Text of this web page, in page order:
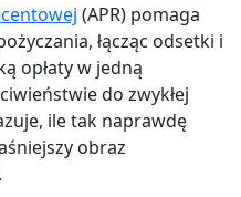
(APR) pomaga
łącząc odsetki i
opłaty w jedną
do zwykłej
ile tak naprawdę
obraz